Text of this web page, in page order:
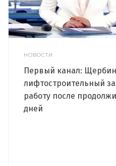
НОВОСТИ
Первый канал:
лифтостроительный
работу после
дней